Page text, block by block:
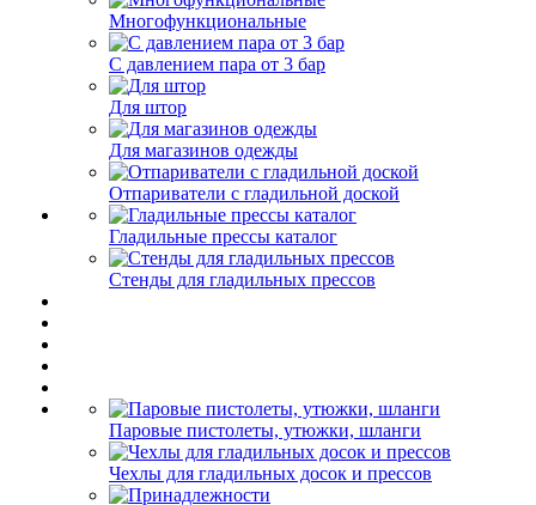
Многофункциональные
С давлением пара от 3 бар
Для штор
Для магазинов одежды
Отпариватели с гладильной доской
Гладильные прессы каталог
Стенды для гладильных прессов
Паровые пистолеты, утюжки, шланги
Чехлы для гладильных досок и прессов